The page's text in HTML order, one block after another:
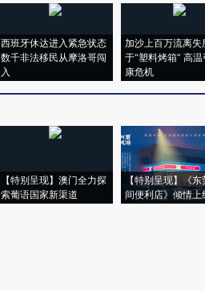
西班牙休达进入紧急状态
数千非法移民从摩洛哥闯
入
加沙上百万流离失
于“塑料烤箱” 高
康危机
【特别呈现】澳门全力探
索葡语国家新渠道
【特别呈现】《东
间便利店》倾情上